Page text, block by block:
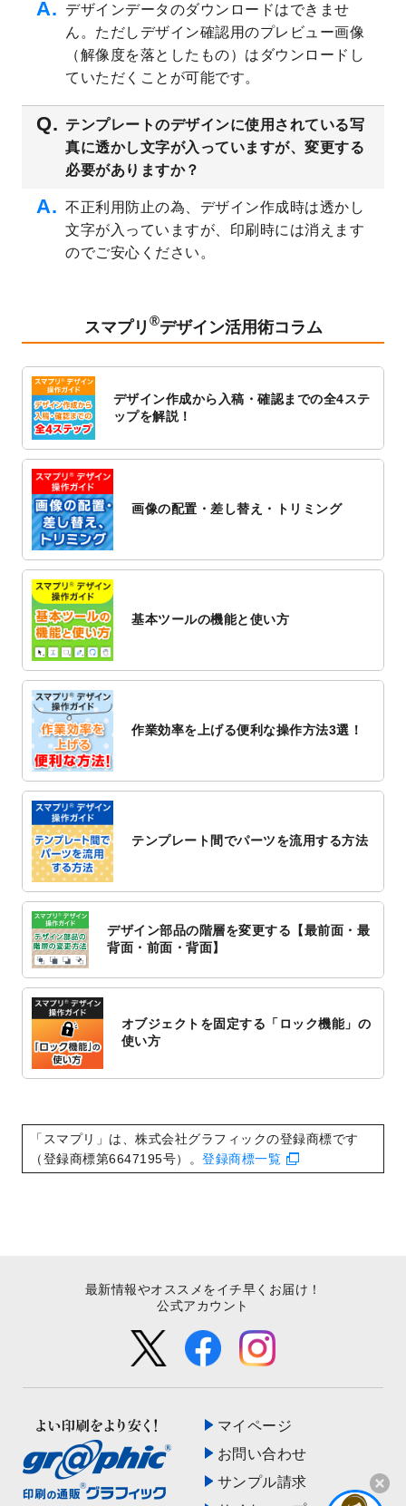
2023/4/18
セミナー・講演会のチラシデザインテンプ
レートを追加しました。
2023/4/18
スポーツジム・フィットネスクラブのチラ
シデザインテンプレート
2023/3/16
シール・ラベルのデザインテンプレートを
公開いたしました。
2023/3/13
封筒（長3、洋長3、角2）のデザインテンプ
レートを追加しました。
2023/3/13
クリアファイルのデザインテンプレート
追加しました。
2023/3/2
パワーポイント版テンプレートをダウンロ
追加しました。
2023/1/13
4月始まりのカレンダーデザインテンプレー
2023/1/5
スタンプカードのデザインテンプレート
追加しました。
2022/12/26
止のお知らせ
2022/12/16
トを公開いたしました。
2022/12/1
2022/11/25
【新商品】封筒が作成できるようになりま
2022/11/25
【新商品】クリアファイルが作成できるよ
2022/11/4
しました。
2022/10/26
レートを追加しました。
2022/10/26
追加しました。
2022/10/20
2022/10/14
年賀ポスターのデザインテンプレートを公
2022/10/6
チラシ作成からポスティング配布注文まで
2022/10/1
2023年版1月始まりのカレンダーデザイン
2022/9/21
コンサートのチラシデザインテンプレート
2022/9/5
年賀状のデザインテンプレート
2022/9/5
喪中はがきのデザインテンプレートを公開
2022/8/24
印刷用データの解像度
を引き上げまし
た！
デザインデータのダウンロードはできませ
ん。ただしデザイン確認用のプレビュー画像
（解像度を落としたもの）はダウンロードし
ていただくことが可能です。
テンプレートのデザインに使用されている写
真に透かし文字が入っていますが、変更する
必要がありますか？
不正利用防止の為、デザイン作成時は透かし
文字が入っていますが、印刷時には消えます
のでご安心ください。
スマプリ ®デザイン活用術コラム
デザイン作成から入稿・確認までの全4ステ
ップを解説！
画像の配置・差し替え・トリミング
基本ツールの機能と使い方
作業効率を上げる便利な操作方法3選！
テンプレート間でパーツを流用する方法
デザイン部品の階層を変更する【最前面・最
背面・前面・背面】
オブジェクトを固定する「ロック機能」の
使い方
「スマプリ」は、株式会社グラフィックの登録商標です
（登録商標第6647195号）。 登録商標一覧
マイページ
お問い合わせ
サンプル請求
最新情報やオススメをイチ早くお届け！
公式アカウント